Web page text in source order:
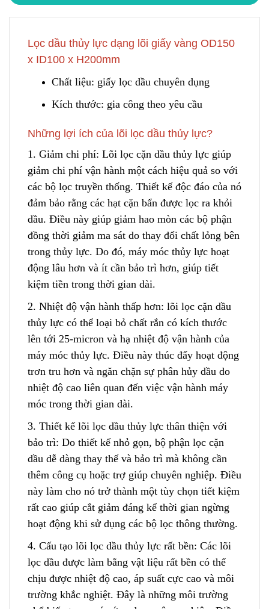
Lọc dầu thủy lực dạng lõi giấy vàng OD150
x ID100 x H200mm
Chất liệu: giấy lọc dầu chuyên dụng
Kích thước: gia công theo yêu cầu
Những lợi ích của lõi lọc dầu thủy lực?
1. Giảm chi phí: Lõi lọc cặn dầu thủy lực giúp
giảm chi phí vận hành một cách hiệu quả so với
các bộ lọc truyền thống. Thiết kế độc đáo của nó
đảm bảo rằng các hạt cặn bẩn được lọc ra khỏi
dầu. Điều này giúp giảm hao mòn các bộ phận
đồng thời giảm ma sát do thay đổi chất lỏng bên
trong thủy lực. Do đó, máy móc thủy lực hoạt
động lâu hơn và ít cần bảo trì hơn, giúp tiết
kiệm tiền trong thời gian dài.
2. Nhiệt độ vận hành thấp hơn: lõi lọc cặn dầu
thủy lực có thể loại bỏ chất rắn có kích thước
lên tới 25-micron và hạ nhiệt độ vận hành của
máy móc thủy lực. Điều này thúc đẩy hoạt động
trơn tru hơn và ngăn chặn sự phân hủy dầu do
nhiệt độ cao liên quan đến việc vận hành máy
móc trong thời gian dài.
3. Thiết kế lõi lọc dầu thủy lực thân thiện với
bảo trì: Do thiết kế nhỏ gọn, bộ phận lọc cặn
dầu dễ dàng thay thế và bảo trì mà không cần
thêm công cụ hoặc trợ giúp chuyên nghiệp. Điều
này làm cho nó trở thành một tùy chọn tiết kiệm
rất cao giúp cắt giảm đáng kể thời gian ngừng
hoạt động khi sử dụng các bộ lọc thông thường.
4. Cấu tạo lõi lọc dầu thủy lực rất bền: Các lõi
lọc dầu được làm bằng vật liệu rất bền có thể
chịu được nhiệt độ cao, áp suất cực cao và môi
trường khắc nghiệt. Đây là những môi trường